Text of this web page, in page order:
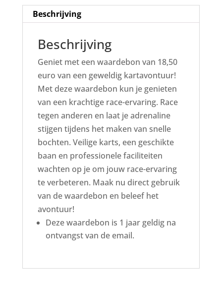
Beschrijving
Beschrijving
Geniet met een waardebon van 18,50
euro van een geweldig kartavontuur!
Met deze waardebon kun je genieten
van een krachtige race-ervaring. Race
tegen anderen en laat je adrenaline
stijgen tijdens het maken van snelle
bochten. Veilige karts, een geschikte
baan en professionele faciliteiten
wachten op je om jouw race-ervaring
te verbeteren. Maak nu direct gebruik
van de waardebon en beleef het
avontuur!
Deze waardebon is 1 jaar geldig na
ontvangst van de email.